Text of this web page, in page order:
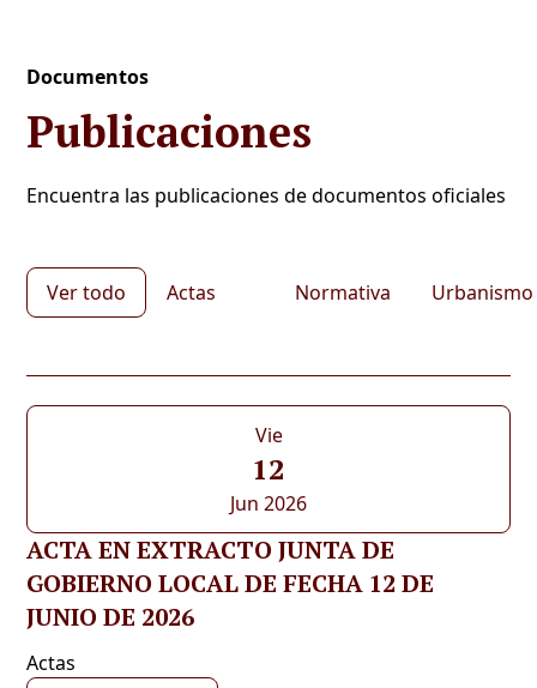
Documentos
Publicaciones
Encuentra las publicaciones de documentos oficiales
Ver todo Actas Normativa Urbanismo
Vie
12
Jun 2026
ACTA EN EXTRACTO JUNTA DE
GOBIERNO LOCAL DE FECHA 12 DE
JUNIO DE 2026
Actas